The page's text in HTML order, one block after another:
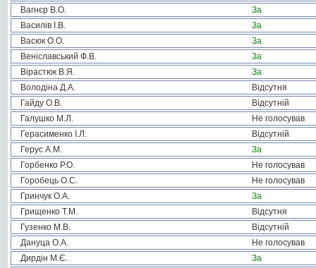
Вагнєр В.О.
За
Василів І.В.
За
Васюк О.О.
За
Веніславський Ф.В.
За
Вірастюк В.Я.
За
Володіна Д.А.
Відсутня
Гайду О.В.
Відсутній
Галушко М.Л.
Не голосував
Герасименко І.Л.
Відсутній
Герус А.М.
За
Горбенко Р.О.
Не голосував
Горобець О.С.
Не голосував
Гринчук О.А.
За
Грищенко Т.М.
Відсутня
Гузенко М.В.
Відсутній
Дануца О.А.
Не голосував
Дирдін М.Є.
За